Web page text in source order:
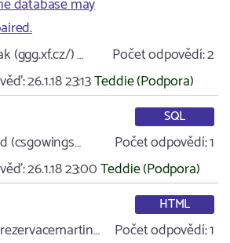
database may
(ggg.xf.cz/) … Počet odpovědí:2
26.1.18 23:13Teddie (Podpora)
SQL
(csgowings… Počet odpovědí:1
26.1.18 23:00Teddie (Podpora)
HTML
Počet odpovědí:1